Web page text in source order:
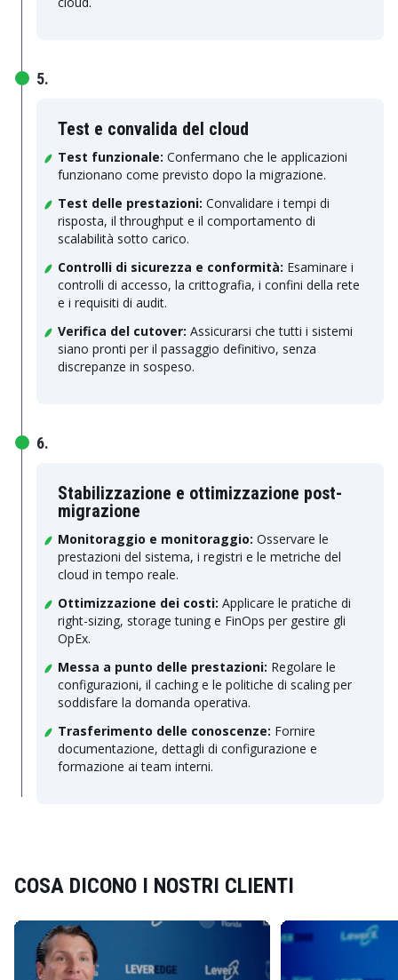
Test e convalida del cloud
Test funzionale: Confermano che le applicazioni
funzionano come previsto dopo la migrazione.
Test delle prestazioni: Convalidare i tempi di
risposta, il throughput e il comportamento di
scalabilità sotto carico.
Controlli di sicurezza e conformità: Esaminare i
controlli di accesso, la crittografia, i confini della rete
e i requisiti di audit.
Verifica del cutover: Assicurarsi che tutti i sistemi
siano pronti per il passaggio definitivo, senza
discrepanze in sospeso.
5.
Stabilizzazione e ottimizzazione post-
migrazione
Monitoraggio e monitoraggio: Osservare le
prestazioni del sistema, i registri e le metriche del
cloud in tempo reale.
Ottimizzazione dei costi: Applicare le pratiche di
right-sizing, storage tuning e FinOps per gestire gli
OpEx.
Messa a punto delle prestazioni: Regolare le
configurazioni, il caching e le politiche di scaling per
soddisfare la domanda operativa.
Trasferimento delle conoscenze: Fornire
documentazione, dettagli di configurazione e
formazione ai team interni.
6.
COSA DICONO I NOSTRI CLIENTI